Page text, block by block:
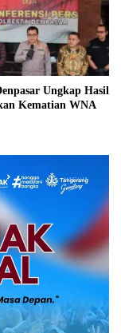
Ungkap Hasil
Kematian WNA